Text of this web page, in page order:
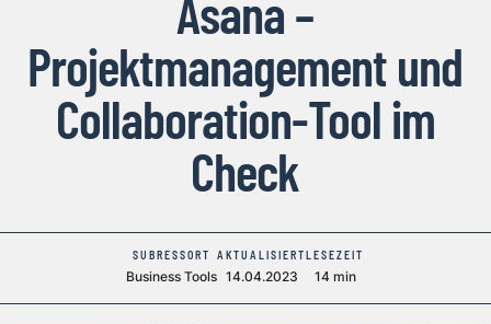
Asana –
Projektmanagement und
Collaboration-Tool im
Check
SUBRESSORT
Business Tools
AKTUALISIERT
14.04.2023
LESEZEIT
14 min